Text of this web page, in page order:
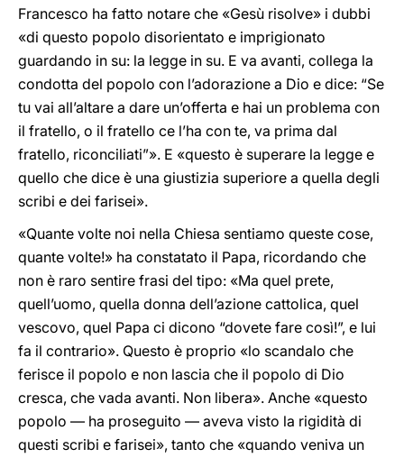
Francesco ha fatto notare che «Gesù risolve» i dubbi
«di questo popolo disorientato e imprigionato
guardando in su: la legge in su. E va avanti, collega la
condotta del popolo con l’adorazione a Dio e dice: “Se
tu vai all’altare a dare un’offerta e hai un problema con
il fratello, o il fratello ce l’ha con te, va prima dal
fratello, riconciliati”». E «questo è superare la legge e
quello che dice è una giustizia superiore a quella degli
scribi e dei farisei».
«Quante volte noi nella Chiesa sentiamo queste cose,
quante volte!» ha constatato il Papa, ricordando che
non è raro sentire frasi del tipo: «Ma quel prete,
quell’uomo, quella donna dell’azione cattolica, quel
vescovo, quel Papa ci dicono “dovete fare così!”, e lui
fa il contrario». Questo è proprio «lo scandalo che
ferisce il popolo e non lascia che il popolo di Dio
cresca, che vada avanti. Non libera». Anche «questo
popolo — ha proseguito — aveva visto la rigidità di
questi scribi e farisei», tanto che «quando veniva un